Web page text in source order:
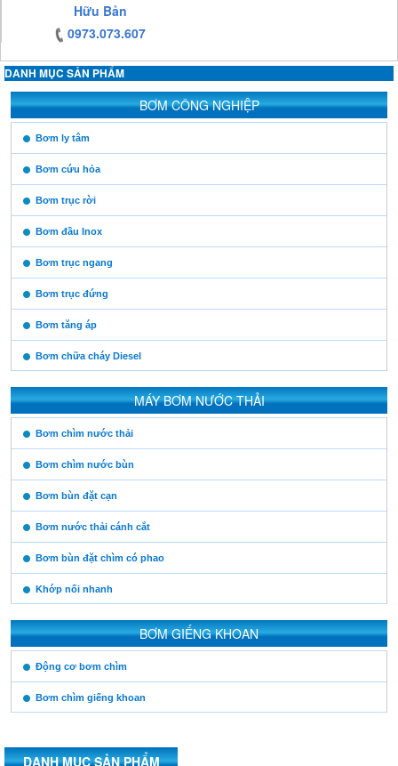
Hữu Bản
0973.073.607
DANH MỤC SẢN PHẨM
https:/www.high-
endrolex.com/13
BƠM CÔNG NGHIỆP
https:/www.high-
endrolex.com/13
Bơm ly tâm
Bơm cứu hỏa
Bơm trục rời
Bơm đầu Inox
Bơm trục ngang
Bơm trục đứng
Bơm tăng áp
Bơm chữa cháy Diesel
MÁY BƠM NƯỚC THẢI
https:/www.high-
endrolex.com/13
Bơm chìm nước thải
Bơm chìm nước bùn
Bơm bùn đặt cạn
Bơm nước thải cánh cắt
Bơm bùn đặt chìm có phao
Khớp nối nhanh
BƠM GIẾNG KHOAN
https:/www.high-
endrolex.com/13
Động cơ bơm chìm
Bơm chìm giếng khoan
DANH MỤC SẢN PHẨM